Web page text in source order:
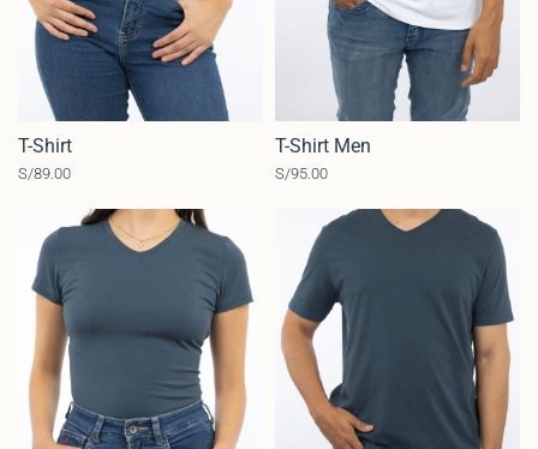
T-Shirt
S/89.00
T-Shirt Men
S/95.00